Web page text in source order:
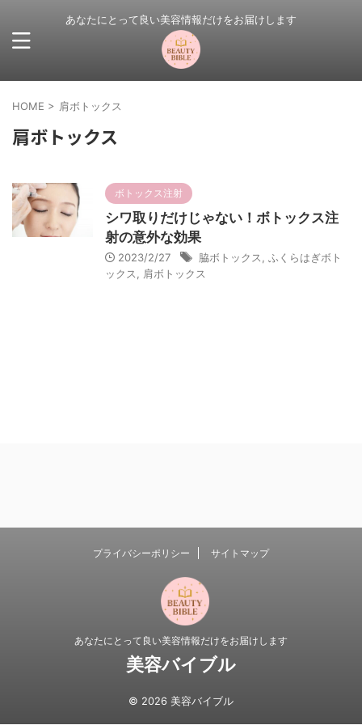
あなたにとって良い美容情報だけをお届けします
HOME > 肩ボトックス
肩ボトックス
ボトックス注射
シワ取りだけじゃない！ボトックス注
射の意外な効果
2023/2/27 脇ボトックス
ふくらはぎボト
ックス
肩ボトックス
プライバシーポリシー サイトマップ
あなたにとって良い美容情報だけをお届けします
美容バイブル
© 2026 美容バイブル